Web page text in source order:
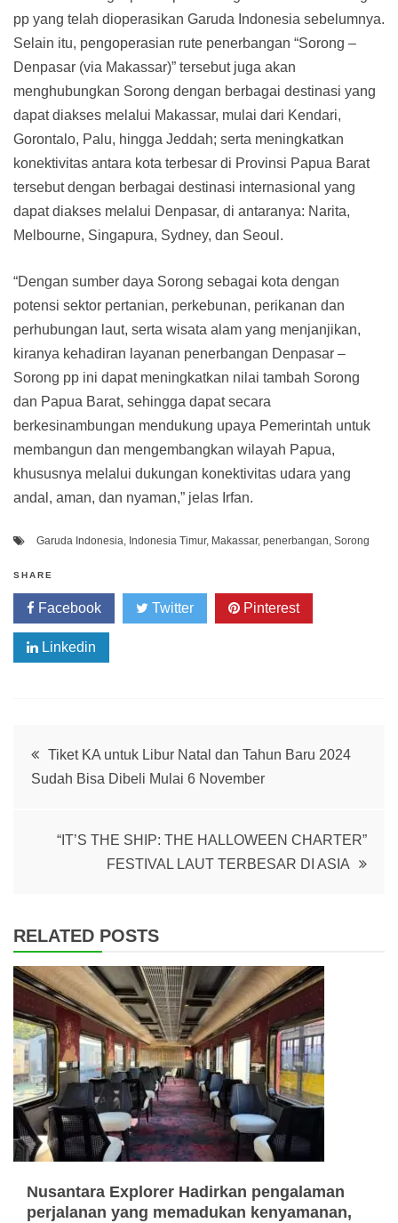
pp yang telah dioperasikan Garuda Indonesia sebelumnya.
Selain itu, pengoperasian rute penerbangan “Sorong –
Denpasar (via Makassar)” tersebut juga akan
menghubungkan Sorong dengan berbagai destinasi yang
dapat diakses melalui Makassar, mulai dari Kendari,
Gorontalo, Palu, hingga Jeddah; serta meningkatkan
konektivitas antara kota terbesar di Provinsi Papua Barat
tersebut dengan berbagai destinasi internasional yang
dapat diakses melalui Denpasar, di antaranya: Narita,
Melbourne, Singapura, Sydney, dan Seoul.
“Dengan sumber daya Sorong sebagai kota dengan
potensi sektor pertanian, perkebunan, perikanan dan
perhubungan laut, serta wisata alam yang menjanjikan,
kiranya kehadiran layanan penerbangan Denpasar –
Sorong pp ini dapat meningkatkan nilai tambah Sorong
dan Papua Barat, sehingga dapat secara
berkesinambungan mendukung upaya Pemerintah untuk
membangun dan mengembangkan wilayah Papua,
khususnya melalui dukungan konektivitas udara yang
andal, aman, dan nyaman,” jelas Irfan.
Garuda Indonesia, Indonesia Timur, Makassar, penerbangan, Sorong
SHARE
Facebook Twitter Pinterest
Linkedin
Post
Tiket KA untuk Libur Natal dan Tahun Baru 2024
Sudah Bisa Dibeli Mulai 6 November
“IT’S THE SHIP: THE HALLOWEEN CHARTER”
FESTIVAL LAUT TERBESAR DI ASIA
RELATED POSTS
Nusantara Explorer Hadirkan pengalaman
perjalanan yang memadukan kenyamanan,